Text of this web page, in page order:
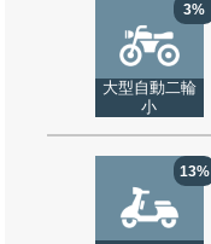
3%
大型自動二輪
小
13%